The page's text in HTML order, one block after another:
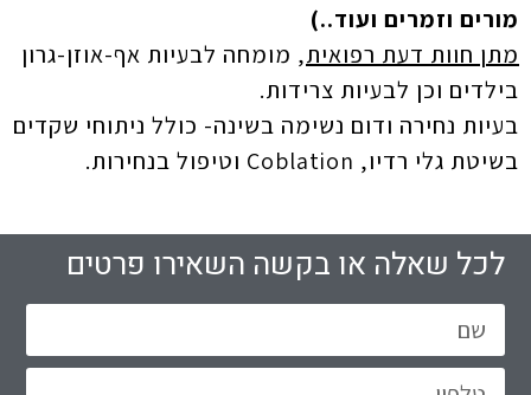
מורים וזמרים ועוד..)
מתן חוות דעת רפואית, מומחה לבעיות אף-אוזן-גרון
בילדים וכן לבעיות צרידות.
בעיות נחירה ודום נשימה בשינה- כולל ניתוחי שקדים
בשיטת גלי רדיו, Coblation וטיפול בנחירות.
לכל שאלה או בקשה השאירו פרטים